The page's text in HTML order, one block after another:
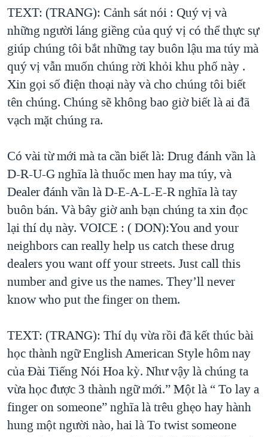
TEXT: (TRANG): Cảnh sát nói : Quý vị và
những người láng giềng của quý vị có thể thực sự
giúp chúng tôi bắt những tay buôn lậu ma túy mà
quý vị vẫn muốn chúng rời khỏi khu phố này .
Xin gọi số điện thoại này và cho chúng tôi biết
tên chúng. Chúng sẽ không bao giờ biết là ai đã
vạch mặt chúng ra.
Có vài từ mới mà ta cần biết là: Drug đánh vần là
D-R-U-G nghĩa là thuốc men hay ma túy, và
Dealer đánh vần là D-E-A-L-E-R nghĩa là tay
buôn bán. Và bây giờ anh bạn chúng ta xin đọc
lại thí dụ này. VOICE : ( DON):You and your
neighbors can really help us catch these drug
dealers you want off your streets. Just call this
number and give us the names. They’ll never
know who put the finger on them.
TEXT: (TRANG): Thí dụ vừa rồi đã kết thúc bài
học thành ngữ English American Style hôm nay
của Đài Tiếng Nói Hoa kỳ. Như vậy là chúng ta
vừa học được 3 thành ngữ mới.” Một là “ To lay a
finger on someone” nghĩa là trêu ghẹo hay hành
hung một người nào, hai là To twist someone